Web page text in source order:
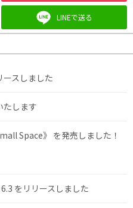
LINEで送る
ースしました
たします
Space》 を発売しました！
をリリースしました